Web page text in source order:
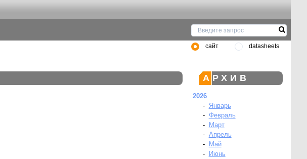
сайт datasheets
АРХИВ
2026
-
Январь
- Февраль
-
Март
- Апрель
-
Май
-
Июнь